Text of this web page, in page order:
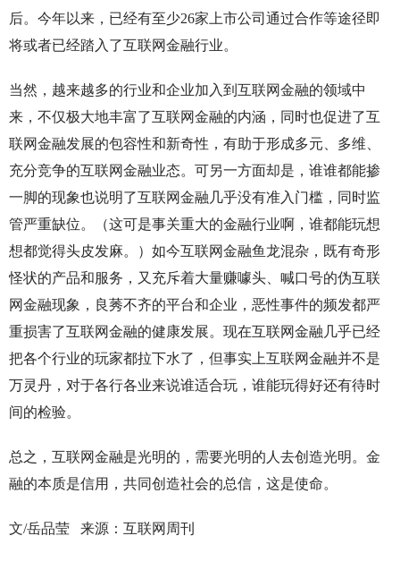
后。今年以来，已经有至少26家上市公司通过合作等途径即
将或者已经踏入了互联网金融行业。
当然，越来越多的行业和企业加入到互联网金融的领域中
来，不仅极大地丰富了互联网金融的内涵，同时也促进了互
联网金融发展的包容性和新奇性，有助于形成多元、多维、
充分竞争的互联网金融业态。可另一方面却是，谁谁都能掺
一脚的现象也说明了互联网金融几乎没有准入门槛，同时监
管严重缺位。（这可是事关重大的金融行业啊，谁都能玩想
想都觉得头皮发麻。）如今互联网金融鱼龙混杂，既有奇形
怪状的产品和服务，又充斥着大量赚噱头、喊口号的伪互联
网金融现象，良莠不齐的平台和企业，恶性事件的频发都严
重损害了互联网金融的健康发展。现在互联网金融几乎已经
把各个行业的玩家都拉下水了，但事实上互联网金融并不是
万灵丹，对于各行各业来说谁适合玩，谁能玩得好还有待时
间的检验。
总之，互联网金融是光明的，需要光明的人去创造光明。金
融的本质是信用，共同创造社会的总信，这是使命。
文/岳品莹 来源：互联网周刊